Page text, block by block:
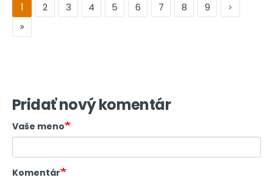
1 2 3 4 5 6 7 8 9
Pridať nový komentár
Vaše meno
Komentár